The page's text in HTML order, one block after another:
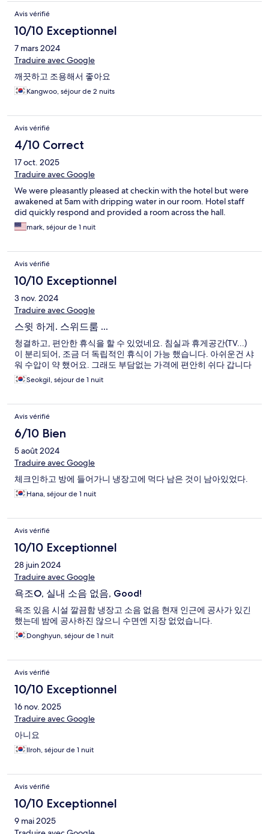
Avis vérifié
10/10 Exceptionnel
7 mars 2024
Traduire avec Google
깨끗하고 조용해서 좋아요
Kangwoo, séjour de 2 nuits
Avis vérifié
4/10 Correct
17 oct. 2025
Traduire avec Google
We were pleasantly pleased at checkin with the hotel but were
awakened at 5am with dripping water in our room. Hotel staff
did quickly respond and provided a room across the hall.
mark, séjour de 1 nuit
Avis vérifié
10/10 Exceptionnel
3 nov. 2024
Traduire avec Google
스윗 하게. 스위드룸 ...
청결하고, 편안한 휴식을 할 수 있었네요. 침실과 휴게공간(TV...)
이 분리되어, 조금 더 독립적인 휴식이 가능 했습니다. 아쉬운건 샤
워 수압이 약 했어요. 그래도 부담없는 가격에 편안히 쉬다 갑니다
Seokgil, séjour de 1 nuit
Avis vérifié
6/10 Bien
5 août 2024
Traduire avec Google
체크인하고 방에 들어가니 냉장고에 먹다 남은 것이 남아있었다.
Hana, séjour de 1 nuit
Avis vérifié
10/10 Exceptionnel
28 juin 2024
Traduire avec Google
욕조O, 실내 소음 없음, Good!
욕조 있음 시설 깔끔함 냉장고 소음 없음 현재 인근에 공사가 있긴
했는데 밤에 공사하진 않으니 수면엔 지장 없었습니다.
Donghyun, séjour de 1 nuit
Avis vérifié
10/10 Exceptionnel
16 nov. 2025
Traduire avec Google
아니요
Ilroh, séjour de 1 nuit
Avis vérifié
10/10 Exceptionnel
9 mai 2025